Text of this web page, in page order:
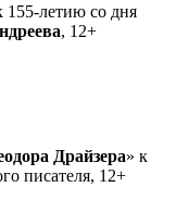
155-летию со дня
, 12+
Драйзера» к
писателя, 12+